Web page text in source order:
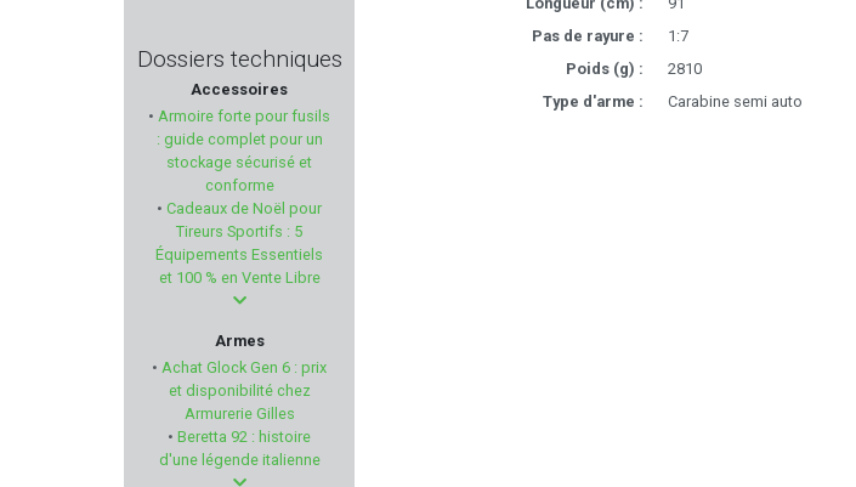
AUDERE
PWS
HERBERTZ
MARTINEZ ALBAINOX
ASG
CAMO FORM
Dossiers techniques
Accessoires
• Armoire forte pour fusils
: guide complet pour un
stockage sécurisé et
conforme
• Cadeaux de Noël pour
Tireurs Sportifs : 5
Équipements Essentiels
et 100 % en Vente Libre
Armes
• Achat Glock Gen 6 : prix
et disponibilité chez
Armurerie Gilles
• Beretta 92 : histoire
d'une légende italienne
Pas de rayure :
1:7
Poids (g) :
2810
Type d'arme :
Carabine semi auto